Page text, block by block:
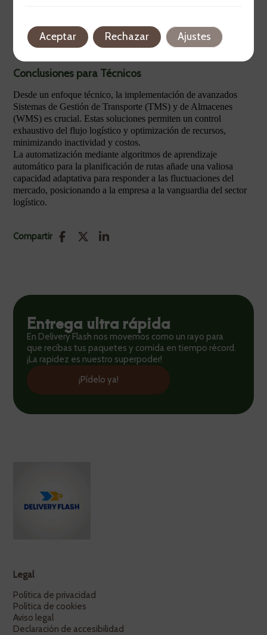
constante de productos y evita retrasos. Adoptar estas
soluciones tecnológicas permitirá a las empresas destacarse en
un entorno competitivo.
Conclusiones para Técnicos
Desde un enfoque técnico, la implementación de avanzados
Sistemas de Gestión de Transporte (TMS) y de Almacenes
(WMS) es crucial. Estas soluciones permiten un control
exhaustivo del flujo logístico y optimización de recursos,
minimizando inactividad y costos.
La automatización mediante algoritmos de aprendizaje
automático para la planificación de rutas añade una valiosa
capacidad adaptativa para responder a las fluctuaciones del
mercado, posicionando a la empresa a la vanguardia del sector
logístico.
Compartir
Entrega ultra rápida
En Delivery Flash nos movemos como un rayo para
que recibas tus paquetes y comida en tiempo récord.
¡La rapidez es nuestro superpoder!
¡Pídelo ya!
Legal
Política de privacidad
Política de cookies
Aviso legal
Declaración de accesibilidad
Aceptar Rechazar Ajustes